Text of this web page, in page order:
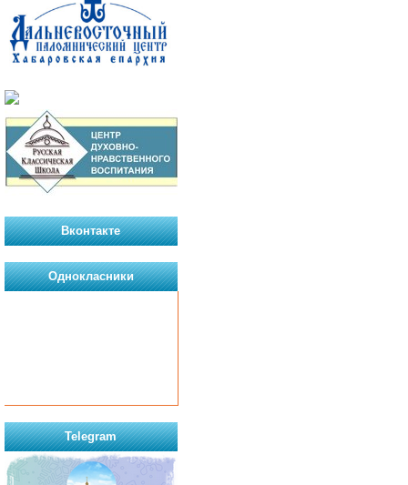
Вконтакте
Однокласники
Telegram